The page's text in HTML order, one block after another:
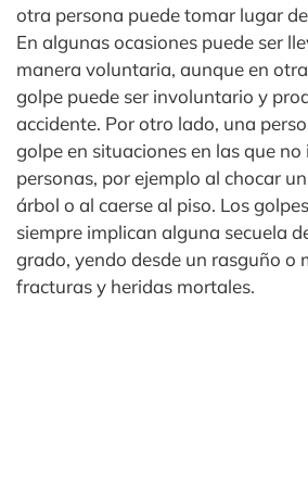
otra persona puede tomar lugar
En algunas ocasiones puede ser
manera voluntaria, aunque en
golpe puede ser involuntario y
accidente. Por otro lado, una
golpe en situaciones en las que
personas, por ejemplo al chocar
árbol o al caerse al piso. Los
siempre implican alguna secuela
grado, yendo desde un rasguño o
fracturas y heridas mortales.